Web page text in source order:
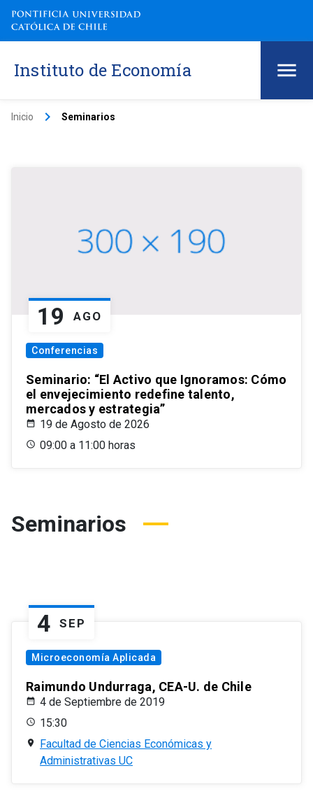
Instituto de Economía
Inicio keyboard_arrow_right Seminarios
19 AGO
Conferencias
Seminario: “El Activo que Ignoramos: Cómo
el envejecimiento redefine talento,
mercados y estrategia”
19 de Agosto de 2026
09:00 a 11:00 horas
Seminarios
4 SEP
Microeconomía Aplicada
Raimundo Undurraga, CEA-U. de Chile
4 de Septiembre de 2019
15:30
Facultad de Ciencias Económicas y
Administrativas UC